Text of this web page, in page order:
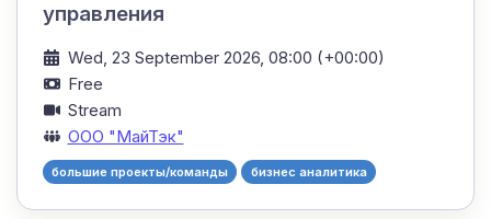
управления
Wed, 23 September 2026, 08:00 (+00:00)
Free
Stream
ООО "МайТэк"
большие проекты/команды бизнес аналитика